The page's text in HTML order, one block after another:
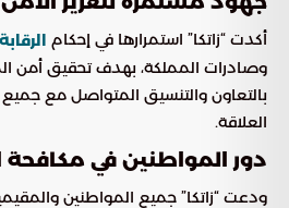
أكدت “زاتكا” استمرارها في إحكام
وصادرات المملكة، بهدف تحقيق أمن
بالتعاون والتنسيق المتواصل مع
العلاقة.
دور المواطنين في مكافحة
ودعت “زاتكا” جميع المواطنين